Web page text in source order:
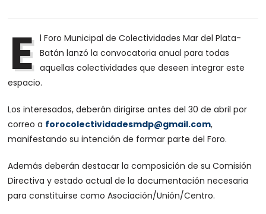
E l Foro Municipal de Colectividades Mar del Plata-
Batán lanzó la convocatoria anual para todas
aquellas colectividades que deseen integrar este
espacio.
Los interesados, deberán dirigirse antes del 30 de abril por
correo a forocolectividadesmdp@gmail.com,
manifestando su intención de formar parte del Foro.
Además deberán destacar la composición de su Comisión
Directiva y estado actual de la documentación necesaria
para constituirse como Asociación/Unión/Centro.